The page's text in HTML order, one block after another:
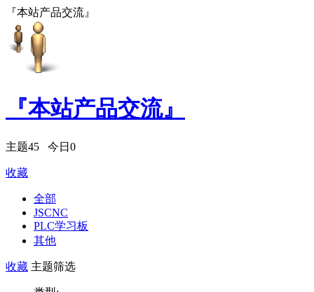
『本站产品交流』
『本站产品交流』
主题45 今日 0
收藏
全部
JSCNC
PLC学习板
其他
收藏 主题筛选